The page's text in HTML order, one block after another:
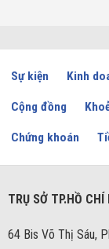
Sự kiện Kinh
Cộng đồng
Chứng khoán
TRỤ SỞ TP.HỒ CHÍ
64 Bis Võ Thị Sáu,